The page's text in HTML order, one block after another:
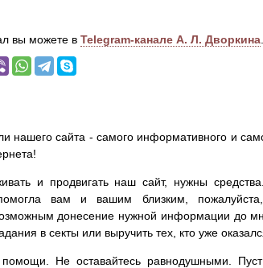
вы можете в Telegram-канале А. Л. Дворкина
нашего сайта - самого информативного и
и продвигать наш сайт, нужны
вам и вашим близким,
донесение нужной информации до
в секты или выручить тех, кто уже
Не оставайтесь равнодушными.